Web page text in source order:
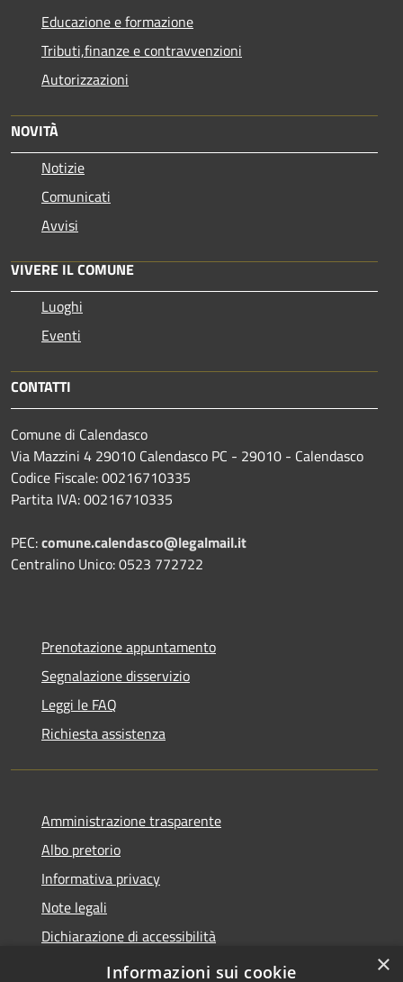
Educazione e formazione
Tributi,finanze e contravvenzioni
Autorizzazioni
NOVITÀ
Notizie
Comunicati
Avvisi
VIVERE IL COMUNE
Luoghi
Eventi
CONTATTI
Comune di Calendasco
Via Mazzini 4 29010 Calendasco PC - 29010 - Calendasco
Codice Fiscale: 00216710335
Partita IVA: 00216710335
PEC:comune.calendasco@legalmail.it
Centralino Unico: 0523 772722
Prenotazione appuntamento
Segnalazione disservizio
Leggi le FAQ
Richiesta assistenza
Amministrazione trasparente
Albo pretorio
Informativa privacy
Note legali
Dichiarazione di accessibilità
Piano di miglioramento del sito
×
Informazioni sui cookie